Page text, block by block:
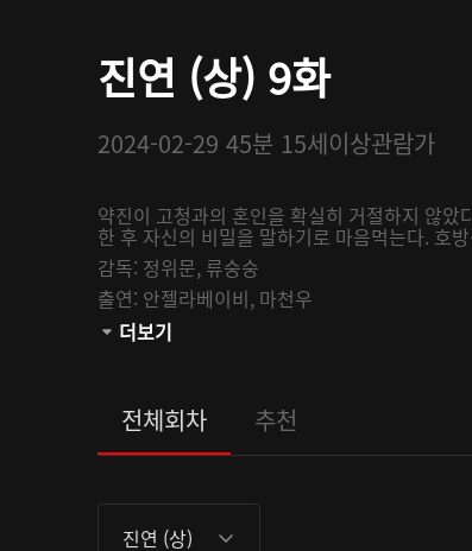
진연 (상) 9화
2024-02-29 45분 15세이상관람가
약진이 고청과의 혼인을 확실히 거절하지 않
한 후 자신의 비밀을 말하기로 마음먹는다. 호
감독: 정위문, 류숭숭
출연: 안젤라베이비, 마천우
관람등급:
더보기
전체회차 추천
진연 (상)